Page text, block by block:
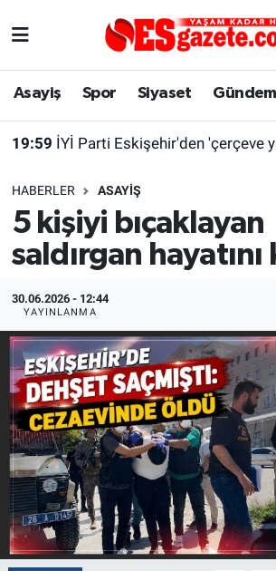
Asayiş Spor Siyaset Gündem
19:59 İYİ Parti Eskişehir'den 'çerçeve
HABERLER ASAYIŞ
5 kişiyi bıçaklayan
saldırgan
30.06.2026 - 12:44
YAYINLANMA
Asayiş
Gündem
Türkiye
Dünya
Sağlık
Alış-Veriş/İş dünyası
Yaşam
Eskişehirspor Arşivi
Eskişehir Arşivi
Röportaj
Ekonomi
Kültür Sanat
Politika
Bilecik
Kütahya
Eskişehir Nöbetçi Eczaneler
Süper Lig Puan Durumu ve
Tüm Manşetler
Son Dakika Haberleri
Haber Arşivi